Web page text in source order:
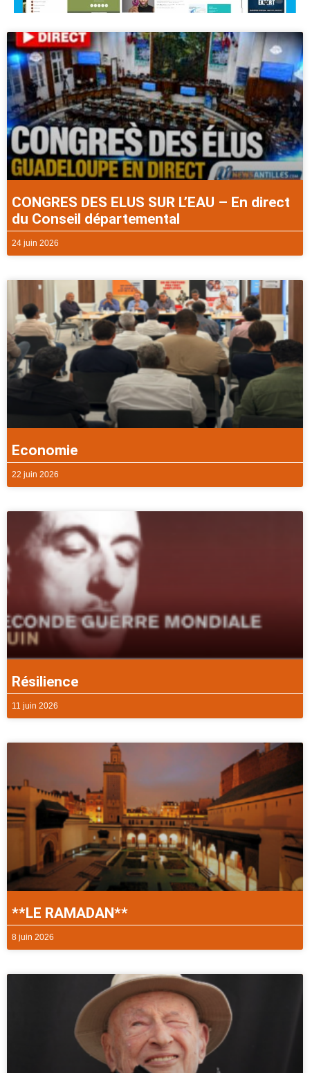
CONGRES DES ELUS SUR L’EAU – En direct
du Conseil départemental
24 juin 2026
Economie
22 juin 2026
Résilience
11 juin 2026
**LE RAMADAN**
8 juin 2026